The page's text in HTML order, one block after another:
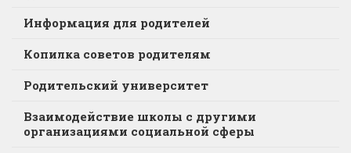
Информация для родителей
Копилка советов родителям
Родительский университет
Взаимодействие школы с другими
организациями социальной сферы